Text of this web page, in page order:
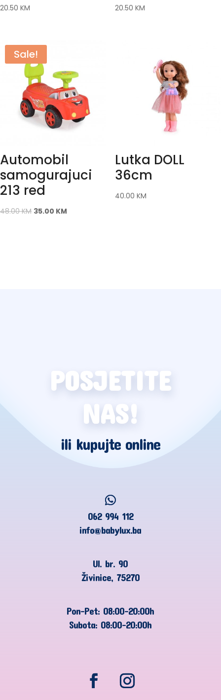
20.50 KM 20.50 KM
Sale!
Automobil
samogurajuci
213 red
48.00KM 35.00 KM
Lutka DOLL
36cm
40.00 KM
POSJETITE
NAS!
ili kupujte online
062 994 112
info@babylux.ba
Ul. br. 90
Živinice, 75270
Pon-Pet: 08:00-20:00h
Subota: 08:00-20:00h